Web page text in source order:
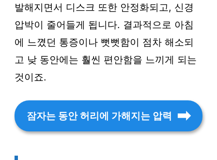
발해지면서 디스크 또한 안정화되고, 신경
압박이 줄어들게 됩니다. 결과적으로 아침
에 느꼈던 통증이나 뻣뻣함이 점차 해소되
고 낮 동안에는 훨씬 편안함을 느끼게 되는
것이죠.
잠자는 동안 허리에 가해지는 압력